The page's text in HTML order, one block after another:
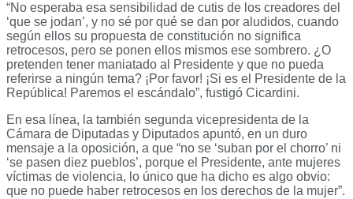
“No esperaba esa sensibilidad de cutis de los creadores del
‘que se jodan’, y no sé por qué se dan por aludidos, cuando
según ellos su propuesta de constitución no significa
retrocesos, pero se ponen ellos mismos ese sombrero. ¿O
pretenden tener maniatado al Presidente y que no pueda
referirse a ningún tema? ¡Por favor! ¡Si es el Presidente de la
República! Paremos el escándalo”, fustigó Cicardini.
En esa línea, la también segunda vicepresidenta de la
Cámara de Diputadas y Diputados apuntó, en un duro
mensaje a la oposición, a que “no se ‘suban por el chorro’ ni
‘se pasen diez pueblos’, porque el Presidente, ante mujeres
víctimas de violencia, lo único que ha dicho es algo obvio:
que no puede haber retrocesos en los derechos de la mujer”.